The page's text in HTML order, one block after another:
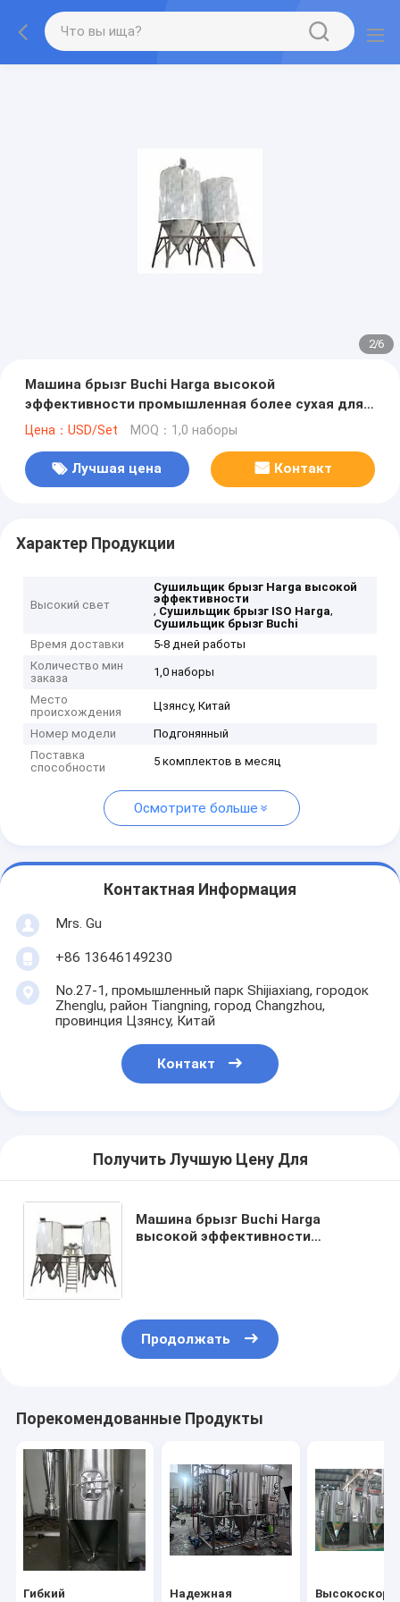
2/6
Машина брызг Buchi Harga высокой
эффективности промышленная более сухая для
сухого молока
Цена：USD/Set MOQ：1,0 наборы
Лучшая цена Контакт
Характер Продукции
Высокий свет
Сушильщик брызг Harga высокой
эффективности
, Сушильщик брызг ISO Harga,
Сушильщик брызг Buchi
Время доставки
5-8 дней работы
Количество мин
заказа
1,0 наборы
Место
происхождения
Цзянсу, Китай
Номер модели
Подгонянный
Поставка
способности
5 комплектов в месяц
Осмотрите больше
Контактная Информация
Mrs. Gu
+86 13646149230
No.27-1, промышленный парк Shijiaxiang, городок
Zhenglu, район Tiangning, город Changzhou,
провинция Цзянсу, Китай
Контакт
Получить Лучшую Цену Для
Машина брызг Buchi Harga
высокой эффективности
Продолжать
Порекомендованные Продукты
Гибкий
Надежная